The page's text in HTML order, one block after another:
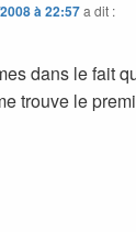
à 22:57a dit :
dans le fait
trouve le